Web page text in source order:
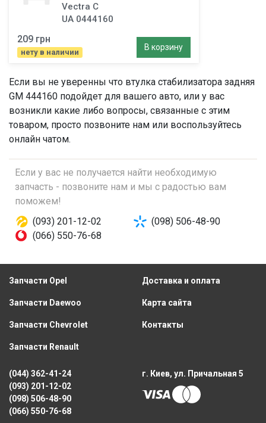
Vectra C
UA 0444160
209 грн
нету в наличии
В корзину
Если вы не уверенны что втулка стабилизатора задняя
GM 444160 подойдет для вашего авто, или у вас
возникли какие либо вопросы, связанные с этим
товаром, просто позвоните нам или воспользуйтесь
онлайн чатом.
Если у вас не получается найти необходимую
запчасть - позвоните нам и мы с радостью вам
поможем!
(093) 201-12-02
(098) 506-48-90
(066) 550-76-68
Запчасти Opel
Запчасти Daewoo
Запчасти Chevrolet
Запчасти Renault
Доставка и оплата
Карта сайта
Контакты
(044) 362-41-24
(093) 201-12-02
(098) 506-48-90
(066) 550-76-68
г. Киев, ул. Причальная 5